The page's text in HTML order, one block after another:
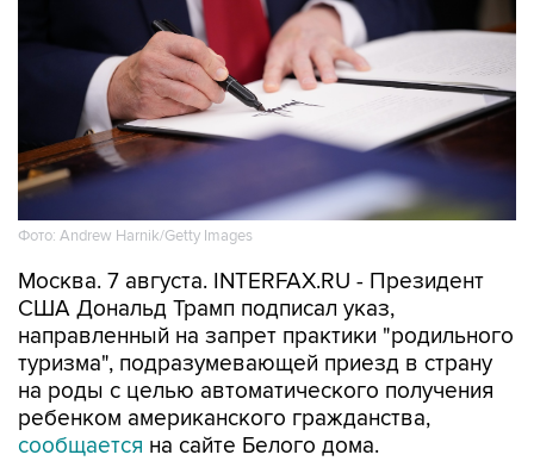
Фото: Andrew Harnik/Getty Images
Москва. 7 августа. INTERFAX.RU - Президент
США Дональд Трамп подписал указ,
направленный на запрет практики "родильного
туризма", подразумевающей приезд в страну
на роды с целью автоматического получения
ребенком американского гражданства,
сообщается на сайте Белого дома.